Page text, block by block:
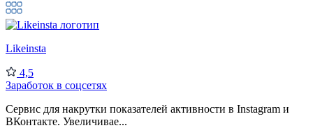
Likeinsta
4,5
Заработок в соцсетях
Сервис для накрутки показателей активности в Instagram и
ВКонтакте. Увеличивае...